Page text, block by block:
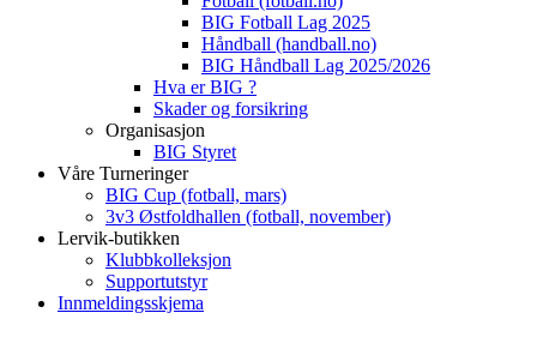
BIG Fotball Lag 2025
Håndball (handball.no)
BIG Håndball Lag 2025/2026
Hva er BIG ?
Skader og forsikring
Organisasjon
BIG Styret
Våre Turneringer
BIG Cup (fotball, mars)
3v3 Østfoldhallen (fotball, november)
Lervik-butikken
Klubbkolleksjon
Supportutstyr
Innmeldingsskjema